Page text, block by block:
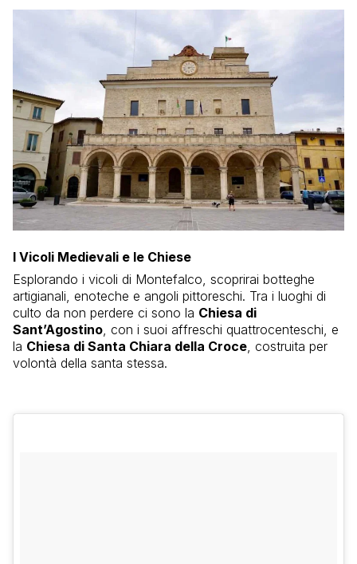
I Vicoli Medievali e le Chiese
Esplorando i vicoli di Montefalco, scoprirai botteghe
artigianali, enoteche e angoli pittoreschi. Tra i luoghi di
culto da non perdere ci sono la Chiesa di
Sant’Agostino , con i suoi affreschi quattrocenteschi, e
la Chiesa di Santa Chiara della Croce , costruita per
volontà della santa stessa.